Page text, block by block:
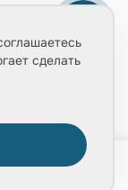
сделать